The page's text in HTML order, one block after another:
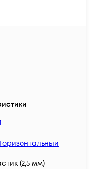
1
Горизонтальный
(2,5 мм)